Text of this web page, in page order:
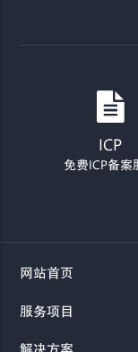
ICP
免费ICP备案
网站首页
服务项目